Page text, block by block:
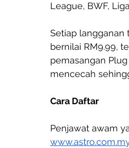
League, BWF,
Setiap
bernilai RM9.99,
pemasangan
mencecah
Cara Daftar
Penjawat awam